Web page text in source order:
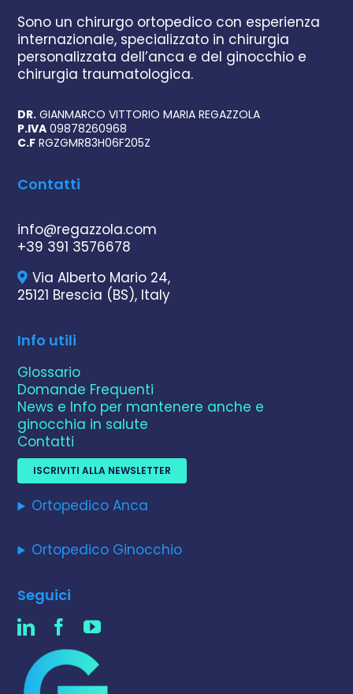
Sono un chirurgo ortopedico con esperienza
internazionale, specializzato in chirurgia
personalizzata dell’anca e del ginocchio e
chirurgia traumatologica.
DR. GIANMARCO VITTORIO MARIA REGAZZOLA
P.IVA 09878260968
C.F RGZGMR83H06F205Z
Contatti
info@regazzola.com
+39 391 3576678
Via Alberto Mario 24,
25121 Brescia (BS), Italy
Info utili
Glossario
Domande Frequenti
News e Info per mantenere anche e
ginocchia in salute
Contatti
ISCRIVITI ALLA NEWSLETTER
Ortopedico Anca
Ortopedico Ginocchio
Seguici